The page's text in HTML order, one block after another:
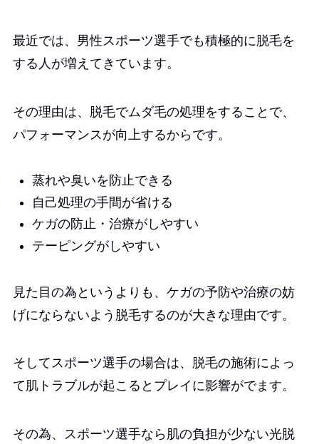
最近では、男性スポーツ選手でも積極的に脱毛を
する人が増えてきています。
その理由は、脱毛でムダ毛の処理をすることで、
パフォーマンスが向上するからです。
蒸れや臭いを防止できる
自己処理の手間が省ける
ケガの防止・治療がしやすい
テーピングがしやすい
見た目の為というよりも、ケガの予防や治療の妨
げにならないよう脱毛するのが大きな理由です。
そしてスポーツ選手の場合は、脱毛の施術によっ
て肌トラブルが起こるとプレイに影響がでます。
その為、スポーツ選手なら肌の負担が少ない光脱